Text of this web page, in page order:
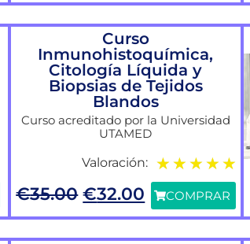
Curso
Inmunohistoquímica,
Citología Líquida y
Biopsias de Tejidos
Blandos
Curso acreditado por la Universidad
UTAMED
Valoración: ★ ★ ★ ★ ★
€35.00 €32.00 COMPRAR